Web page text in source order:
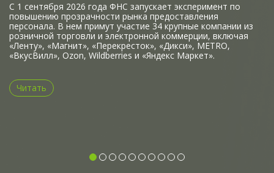
С 1 сентября 2026 года ФНС запускает эксперимент по
повышению прозрачности рынка предоставления
персонала. В нем примут участие 34 крупные компании из
розничной торговли и электронной коммерции, включая
«Ленту», «Магнит», «Перекресток», «Дикси», METRO,
«ВкусВилл», Ozon, Wildberries и «Яндекс Маркет».
Читать